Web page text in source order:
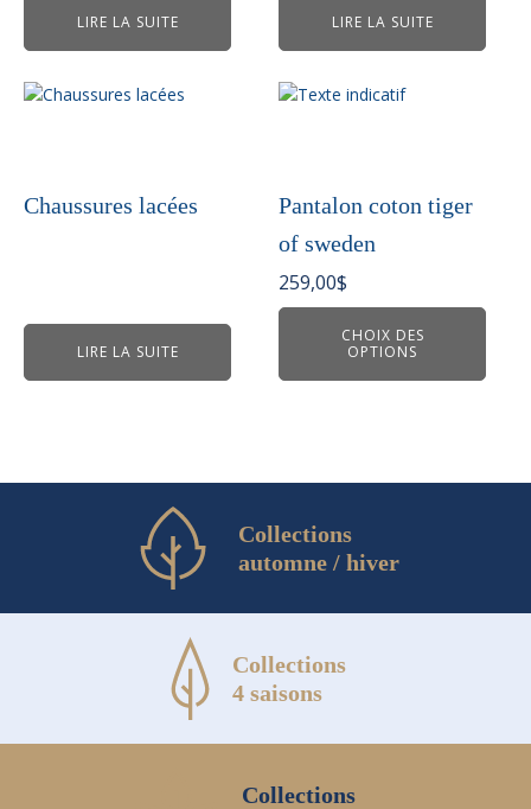
LIRE LA SUITE LIRE LA SUITE
Chaussures lacées
LIRE LA SUITE
Pantalon coton tiger
of sweden
259,00$
CHOIX DES
OPTIONS
Ce
variations.
options
peuvent
être
la
Collections
automne / hiver
Collections
4 saisons
Collections